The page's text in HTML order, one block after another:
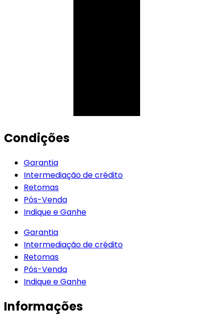
Condições
Garantia
Intermediação de crédito
Retomas
Pós-Venda
Indique e Ganhe
Garantia
Intermediação de crédito
Retomas
Pós-Venda
Indique e Ganhe
Informações